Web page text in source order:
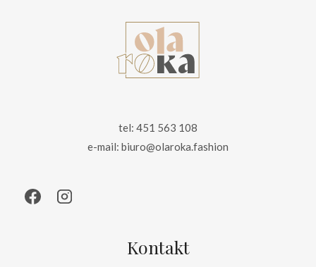
tel: 451 563 108
e-mail: biuro@olaroka.fashion
Kontakt